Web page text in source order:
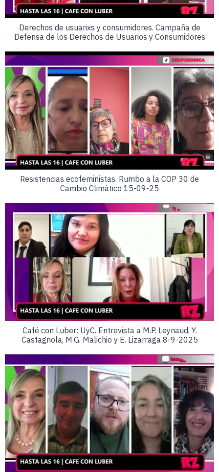
Derechos de usuarixs y consumidores. Campaña de
Defensa de los Derechos de Usuarios y Consumidores
Resistencias ecofeministas. Rumbo a la COP 30 de
Cambio Climático 15-09-25
Café con Luber: UyC. Entrevista a M.P. Leynaud, Y.
Castagnola, M.G. Malichio y E. Lizarraga 8-9-2025